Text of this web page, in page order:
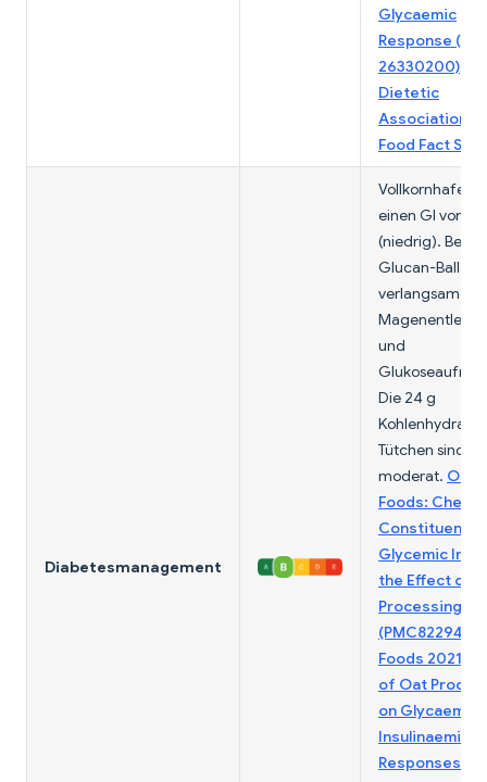
Glycaemic
Response
26330200)
Dietetic
Association —
Food Fact
Diabetesmanagement
Vollkornhafer
einen GI von
(niedrig). Beta-
Glucan-
verlangsamen
und
Die 24 g
Kohlenhydrate
Tütchen sind
moderat. Oat-
Foods:
Constituents,
Glycemic
the Effect of
Processing
(PMC8229445,
Foods 2021)
of Oat
on Glycaemic
Insulinaemic
Responses